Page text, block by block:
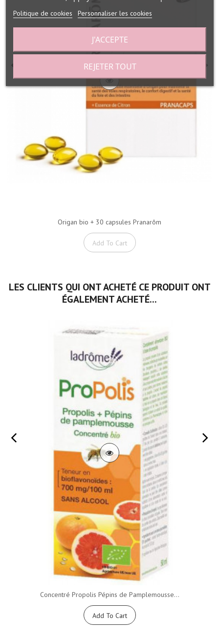
Origan bio + 30 capsules Pranarôm
Add To Cart
LES CLIENTS QUI ONT ACHETÉ CE PRODUIT ONT
ÉGALEMENT ACHETÉ...
Concentré Propolis Pépins de Pamplemousse...
Add To Cart
Politique de cookies Personnaliser les cookies
REJETER TOUT
J'ACCEPTE